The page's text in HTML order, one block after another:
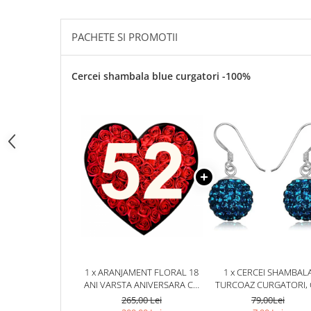
Cadouri pentru Sfânta Maria
PACHETE SI PROMOTII
Cercei shambala blue curgatori -100%
1 x ARANJAMENT FLORAL 18
ANI VARSTA ANIVERSARA CU
TRANDAFIRI DIN SAPUN ROSII
265,00 Lei
1 x CERCEI
TURCOAZ CURGATORI,
CRISTALE,
79,00Lei